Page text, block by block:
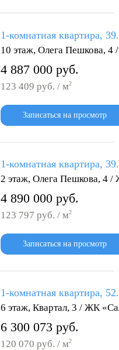
1-комнатная квартира,
10 этаж, Олега Пешкова,
4 887 000 руб.
123 409 руб. / м2
Записаться на просмотр
1-комнатная квартира,
2 этаж, Олега Пешкова, 4
4 890 000 руб.
123 797 руб. / м2
Записаться на просмотр
1-комнатная квартира,
6 этаж, Квартал, 3 / ЖК
6 300 073 руб.
120 070 руб. / м2